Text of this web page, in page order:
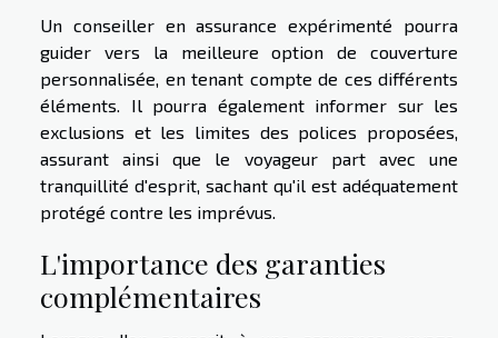
Un conseiller en assurance expérimenté pourra
guider vers la meilleure option de couverture
personnalisée, en tenant compte de ces différents
éléments. Il pourra également informer sur les
exclusions et les limites des polices proposées,
assurant ainsi que le voyageur part avec une
tranquillité d'esprit, sachant qu'il est adéquatement
protégé contre les imprévus.
L'importance des garanties
complémentaires